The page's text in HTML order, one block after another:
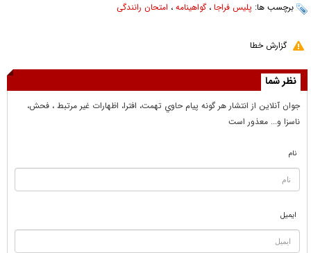
برچسب ها: پلیس فراجا ، گواهینامه ، امتحان رانندگی
گزارش خطا
نظر شما
جوان آنلاين از انتشار هر گونه پيام حاوي تهمت، افترا، اظهارات غير مرتبط ، فحش،
ناسزا و... معذور است
نام
ایمیل